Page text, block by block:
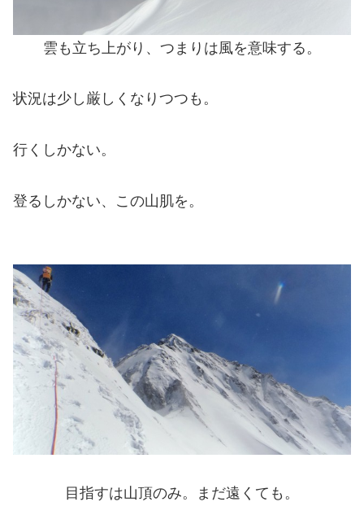
雲も立ち上がり、つまりは風を意味する。
状況は少し厳しくなりつつも。
行くしかない。
登るしかない、この山肌を。
目指すは山頂のみ。まだ遠くても。